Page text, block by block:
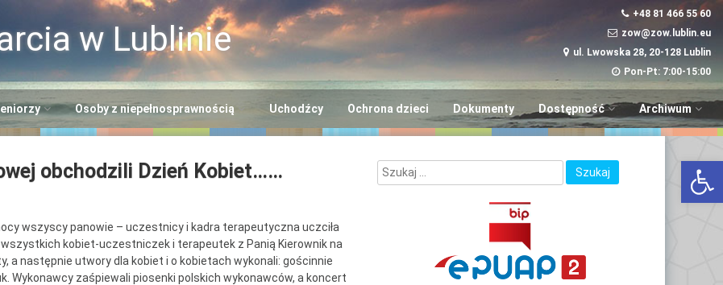
w Lublinie
+48 81 466 55 60
zow@zow.lublin.eu
ul. Lwowska 28, 20-128 Lublin
Pon-Pt: 7:00-15:00
EFS
Dziennego
nr 2
Osoby z niepełnosprawnością
Mieszkalne
Adaptacyjny
Ośrodek Wsparcia dla
Osób z
Uchodźcy Ochrona dzieci Dokumenty Dostępność
dostępności
Archiwum
LUBinclusiON
obchodzili Dzień Kobiet……
wszyscy panowie – uczestnicy i kadra terapeutyczna uczciła
kobiet-uczestniczek i terapeutek z Panią Kierownik na
a następnie utwory dla kobiet i o kobietach wykonali: gościnnie
Wykonawcy zaśpiewali piosenki polskich wykonawców, a koncert